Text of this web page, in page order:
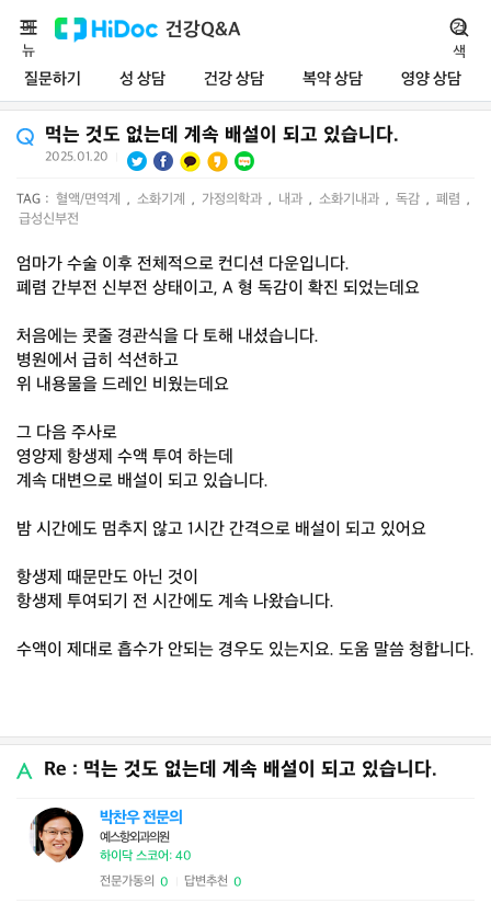
건강Q&A
질문하기 성 상담 건강 상담 복약 상담 영양 상담
메
뉴
검
색
먹는 것도 없는데 계속 배설이 되고 있습니다.
2025.01.20
TAG : 혈액/면역계 , 소화기계 , 가정의학과 , 내과 , 소화기내과 , 독감 , 폐렴 ,
급성신부전
엄마가 수술 이후 전체적으로 컨디션 다운입니다.
폐렴 간부전 신부전 상태이고, A 형 독감이 확진 되었는데요
처음에는 콧줄 경관식을 다 토해 내셨습니다.
병원에서 급히 석션하고
위 내용물을 드레인 비웠는데요
그 다음 주사로
영양제 항생제 수액 투여 하는데
계속 대변으로 배설이 되고 있습니다.
밤 시간에도 멈추지 않고 1시간 간격으로 배설이 되고 있어요
항생제 때문만도 아닌 것이
항생제 투여되기 전 시간에도 계속 나왔습니다.
수액이 제대로 흡수가 안되는 경우도 있는지요. 도움 말씀 청합니다.
Re : 먹는 것도 없는데 계속 배설이 되고 있습니다.
박찬우 전문의
예스항외과의원
하이닥 스코어: 40
전문가동의 0 답변추천 0